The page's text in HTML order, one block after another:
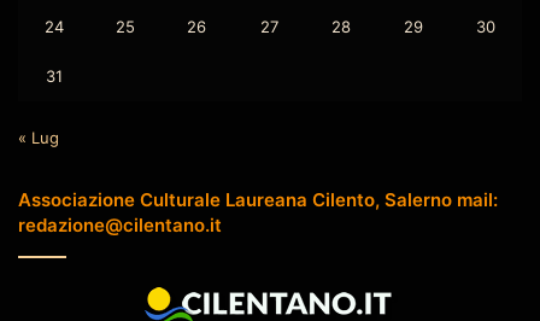
24 25 26 27 28 29 30
31
« Lug
Associazione Culturale Laureana Cilento, Salerno mail:
redazione@cilentano.it